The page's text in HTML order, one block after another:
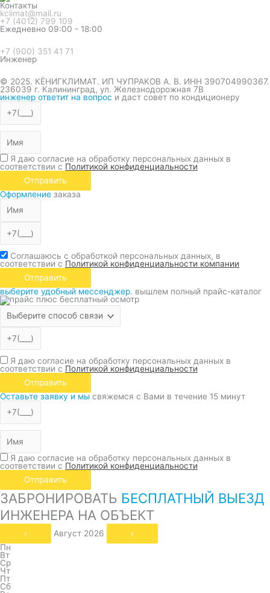
Контакты
kclimat@mail.ru
+7 (4012) 799 109
Ежедневно 09:00 - 18:00
+7 (900) 351 41 71
Инженер
© 2025. КЁНИГКЛИМАТ. ИП ЧУПРАКОВ А. В. ИНН 390704990367.
236039 г. Калининград, ул. Железнодорожная 7В
инженер ответит на вопрос и даст совет по кондиционеру
Я даю согласие на обработку персональных данных в
соответствии с Политикой конфиденциальности
Отправить
Оформление заказа
Соглашаюсь с обработкой персональных данных, в
соответствии с Политикой конфиденциальности компании
Отправить
выберите удобный мессенджер. вышлем полный прайс-каталог
Я даю согласие на обработку персональных данных в
соответствии с Политикой конфиденциальности
Отправить
Оставьте заявку и мы свяжемся с Вами в течение 15 минут
Я даю согласие на обработку персональных данных в
соответствии с Политикой конфиденциальности
Отправить
ЗАБРОНИРОВАТЬ БЕСПЛАТНЫЙ ВЫЕЗД
ИНЖЕНЕРА НА ОБЪЕКТ
‹ Август 2026
›
Пн
Вт
Ср
Чт
Пт
Сб